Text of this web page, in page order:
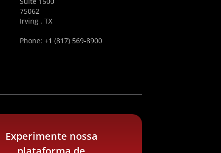
75062
Irving , TX
Phone: +1 (817) 569-8900
Experimente nossa